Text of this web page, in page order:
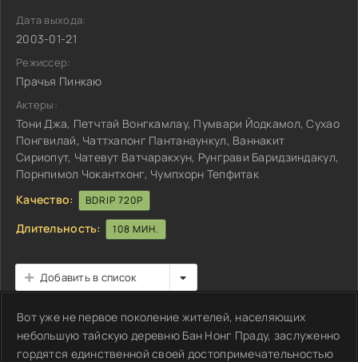
Дата выхода:
2003-01-21
Режиссер:
Прачья Пинкаю
Актеры:
Тони Джа, Петчтай Вонгкамлау, Пумвари Йодкамол, Сухао
Понгвилай, Чаттхапонг Пантанаункул, Ваннакит
Сириопут, Чатевут Ватчаракхун, Рунграви Баридзиндакул,
Порнпимол Чокантхонг, Чумпхорн Тепфитак
Качество:
BDRIP 720P
Длительность: 108 МИН.
Добавить в список
Вот уже не первое поколение жителей, населяющих
небольшую тайскую деревню Бан Нонг Праду, заслуженно
гордятся единственной своей достопримечательностью